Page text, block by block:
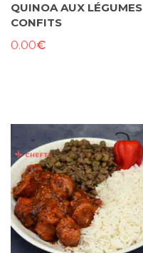
QUINOA AUX LÉGUMES
CONFITS
0.00€